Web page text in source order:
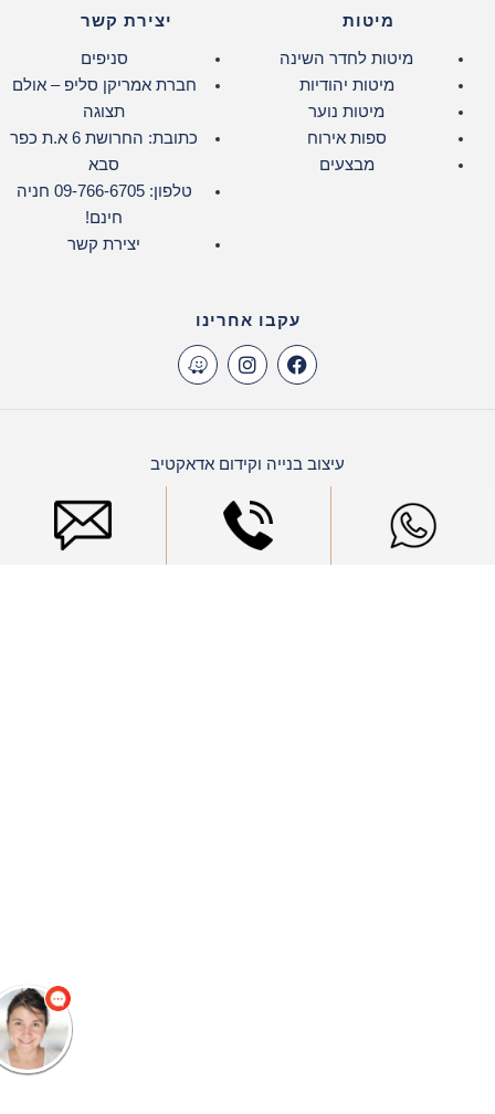
מיטות
מיטות לחדר השינה
מיטות יהודיות
מיטות נוער
ספות אירוח
מבצעים
יצירת קשר
סניפים
חברת אמריקן סליפ – אולם
תצוגה
כתובת: החרושת 6 א.ת כפר
סבא
טלפון: 09-766-6705 חניה
חינם!
יצירת קשר
עקבו אחרינו
עיצוב בנייה וקידום אדאקטיב